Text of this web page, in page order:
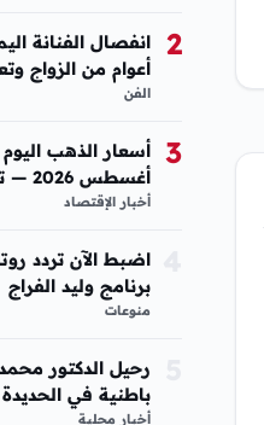
2
أعوام من الزواج
الفن
3
أغسطس 2026 — تحديث مباشر
أخبار الإقتصاد
برنامج وليد الفراج
منوعات
رحيل الدكتور
باطنية في الحديدة
أخبار محلية